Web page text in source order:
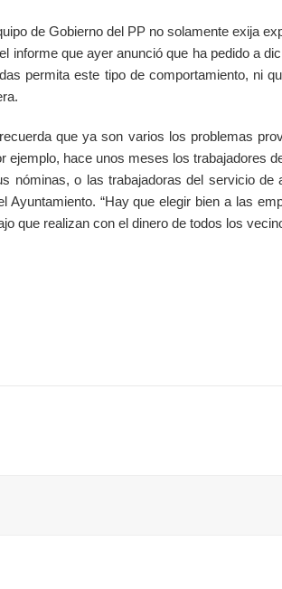
de Gobierno del PP no solamente exija
informe que ayer anunció que ha pedido a
permita este tipo de comportamiento, ni
que ya son varios los problemas
ejemplo, hace unos meses los trabajadores
nóminas, o las trabajadoras del servicio de
Ayuntamiento. “Hay que elegir bien a las
que realizan con el dinero de todos los